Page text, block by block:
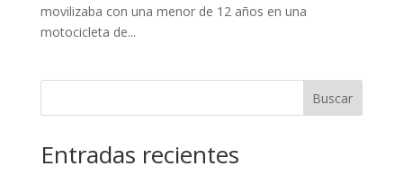
movilizaba con una menor de 12 años en una
motocicleta de...
Buscar
Entradas recientes